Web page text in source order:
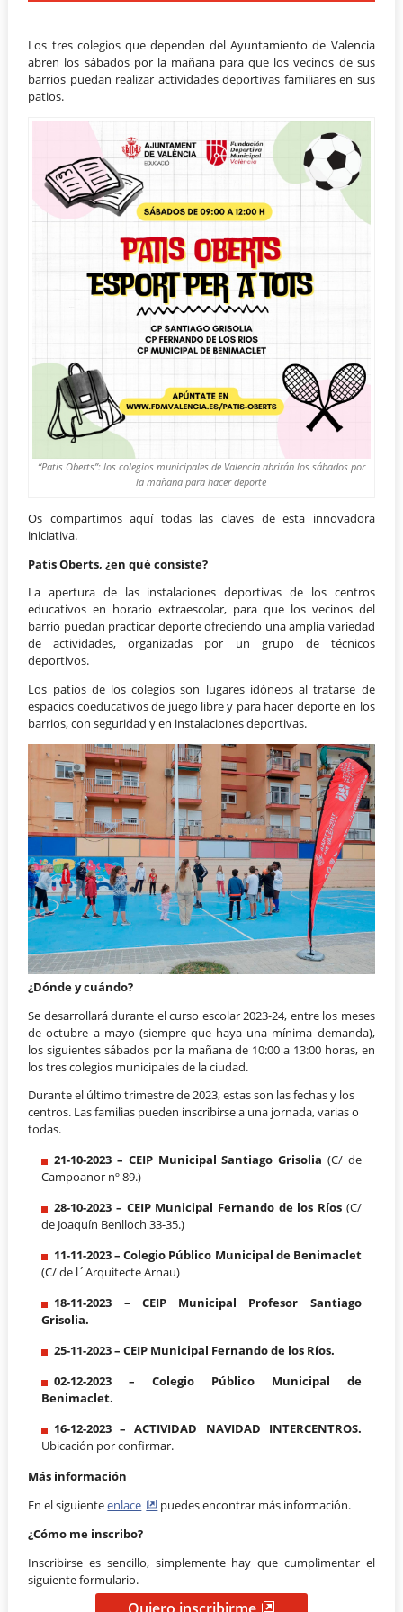
Los tres colegios que dependen del Ayuntamiento de Valencia
abren los sábados por la mañana para que los vecinos de sus
barrios puedan realizar actividades deportivas familiares en sus
patios.
“Patis Oberts”: los colegios municipales de Valencia abrirán los sábados por
la mañana para hacer deporte
Os compartimos aquí todas las claves de esta innovadora
iniciativa.
Patis Oberts, ¿en qué consiste?
La apertura de las instalaciones deportivas de los centros
educativos en horario extraescolar, para que los vecinos del
barrio puedan practicar deporte ofreciendo una amplia variedad
de actividades, organizadas por un grupo de técnicos
deportivos.
Los patios de los colegios son lugares idóneos al tratarse de
espacios coeducativos de juego libre y para hacer deporte en los
barrios, con seguridad y en instalaciones deportivas.
¿Dónde y cuándo?
Se desarrollará durante el curso escolar 2023-24, entre los meses
de octubre a mayo (siempre que haya una mínima demanda),
los siguientes sábados por la mañana de 10:00 a 13:00 horas, en
los tres colegios municipales de la ciudad.
Durante el último trimestre de 2023, estas son las fechas y los
centros. Las familias pueden inscribirse a una jornada, varias o
todas.
21-10-2023 – CEIP Municipal Santiago Grisolia (C/ de
Campoanor nº 89.)
28-10-2023 – CEIP Municipal Fernando de los Ríos(C/
de Joaquín Benlloch 33-35.)
11-11-2023 – Colegio Público Municipal de Benimaclet
(C/ de l´Arquitecte Arnau)
18-11-2023 – CEIP Municipal Profesor Santiago
Grisolia.
25-11-2023 – CEIP Municipal Fernando de los Ríos.
02-12-2023 –
Colegio Público Municipal de
Benimaclet.
16-12-2023 – ACTIVIDAD NAVIDAD INTERCENTROS.
Ubicación por confirmar.
Más información
En el siguienteenlace
puedes encontrar más información.
¿Cómo me inscribo?
Inscribirse es sencillo, simplemente hay que cumplimentar el
siguiente formulario.